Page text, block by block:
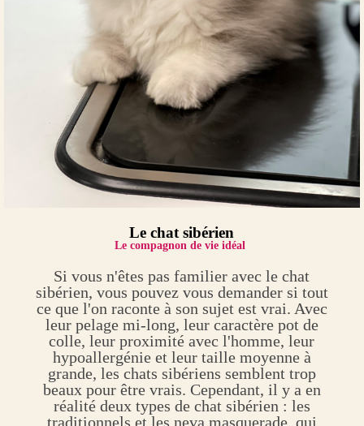
Le chat sibérien
Le compagnon de vie idéal
Si vous n'êtes pas familier avec le chat
sibérien, vous pouvez vous demander si tout
ce que l'on raconte à son sujet est vrai. Avec
leur pelage mi-long, leur caractère pot de
colle, leur proximité avec l'homme, leur
hypoallergénie et leur taille moyenne à
grande, les chats sibériens semblent trop
beaux pour être vrais. Cependant, il y a en
réalité deux types de chat sibérien : les
traditionnels et les neva masquerade, qui